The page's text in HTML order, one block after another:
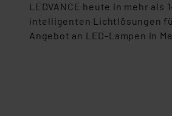
LEDVANCE heute in mehr
intelligenten Lichtlösungen
Angebot an LED-Lampen in